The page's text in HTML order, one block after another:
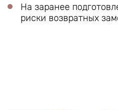
На заранее
риски возвратных